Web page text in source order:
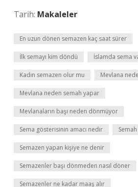
Tarih: Makaleler
En uzun dönen semazen kaç saat sürer
İlk semayı kim döndü İslamda sema
Kadın semazen olur mu Mevlana
Mevlana neden semah yapar
Mevlanaların başı neden dönmüyor
Sema gösterisinin amacı nedir
Semazen yapan kişiye ne denir
Semazenler başı dönmeden nasıl döner
Semazenler ne kadar maaş alır